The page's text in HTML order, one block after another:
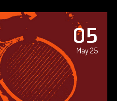
05
May 25